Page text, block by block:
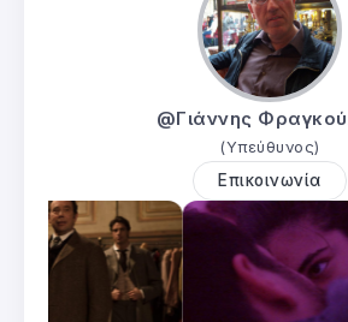
@Γιάννης
(Υπεύθυνος)
Επικοινωνία